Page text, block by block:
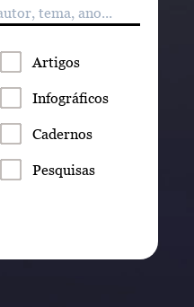
Artigos
Infográficos
Cadernos
Pesquisas